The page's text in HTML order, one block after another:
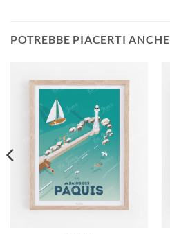
POTREBBE PIACERTI ANCHE